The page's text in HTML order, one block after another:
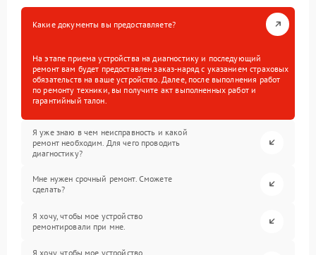
Какие документы вы предоставляете?
На этапе приема устройства на диагностику и последующий
ремонт вам будет предоставлен заказ-наряд с указанием страховых
обязательств на ваше устройство. Далее, после выполнения работ
по ремонту техники, вы получите акт выполненных работ и
гарантийный талон.
Я уже знаю в чем неисправность и какой
ремонт необходим. Для чего проводить
диагностику?
Мне нужен срочный ремонт. Сможете
сделать?
Я хочу, чтобы мое устройство
ремонтировали при мне.
Я хочу, чтобы мое устройство